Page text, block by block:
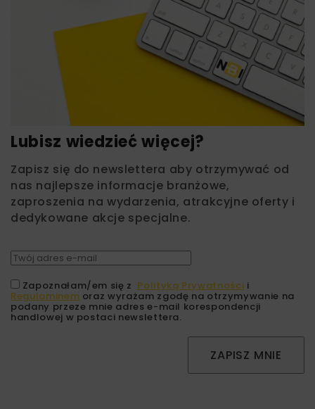
Lubisz wiedzieć więcej?
Zapisz się do newslettera aby otrzymywać od
nas najlepsze informacje branżowe,
zaproszenia na wydarzenia, atrakcyjne oferty i
dedykowane akcje specjalne.
Zapoznałam/em się z Polityką Prywatności i
Regulaminem oraz wyrażam zgodę na otrzymywanie na
podany przeze mnie adres e-mail korespondencji
handlowej w postaci newslettera.
ZAPISZ MNIE